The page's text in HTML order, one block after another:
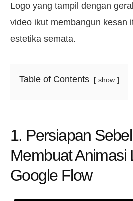
Logo yang tampil dengan
video ikut membangun kesan
estetika semata.
Table of Contents show
1. Persiapan
Membuat Animasi
Google Flow